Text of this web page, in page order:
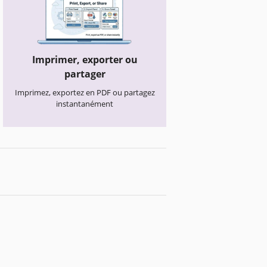
Imprimer, exporter ou
partager
Imprimez, exportez en PDF ou partagez
instantanément